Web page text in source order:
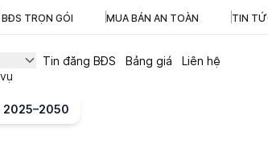
TRỌN GÓI MUA BÁN AN TOÀN TIN
Tin đăng BĐS Bảng giá Liên hệ
2025–2050